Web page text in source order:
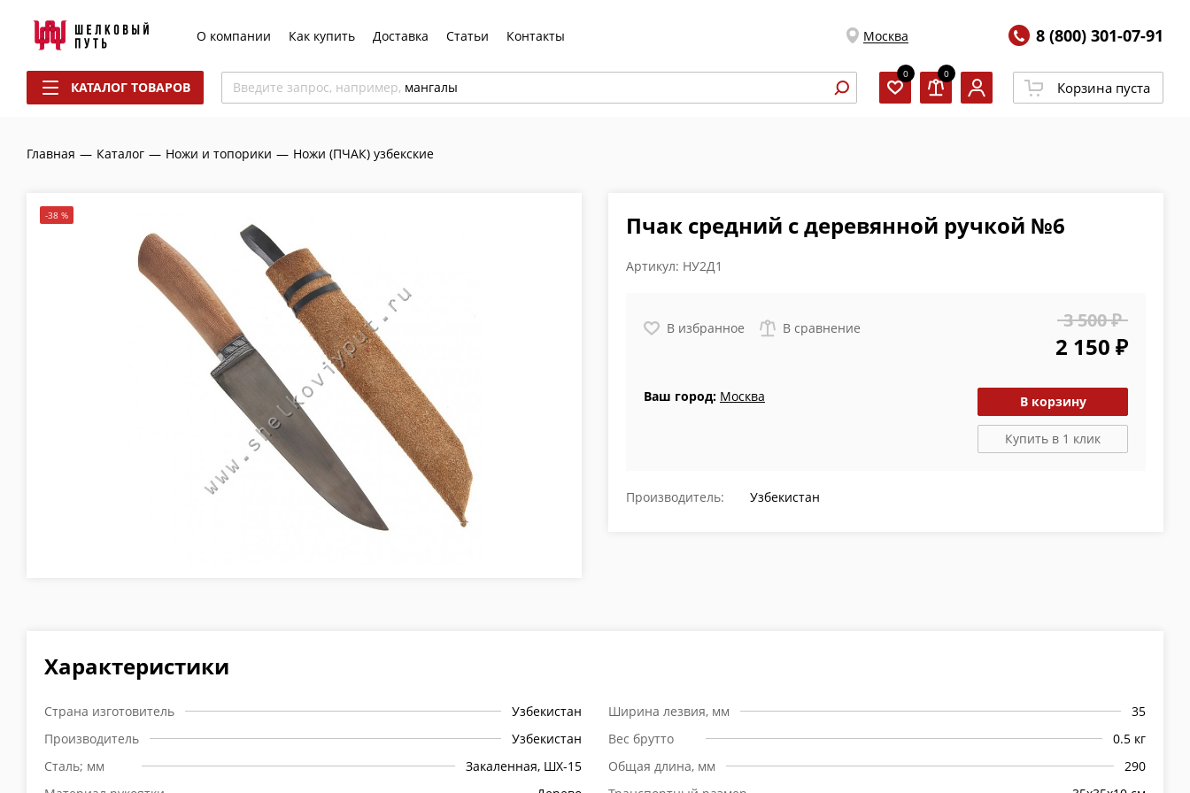
О компании Как купить Доставка Статьи Контакты Москва 8 (800) 301-07-91
КАТАЛОГ ТОВАРОВ Введите запрос, например, мангалы
0 0
Корзина пуста
Главная — Каталог — Ножи и топорики — Ножи (ПЧАК) узбекские
-38 % Пчак средний с деревянной ручкой №6
Артикул: НУ2Д1
В избранное В сравнение 3 500 ₽
2 150 ₽
Ваш город: Москва В корзину
Купить в 1 клик
Производитель: Узбекистан
Характеристики
Страна изготовитель
Узбекистан
Производитель
Узбекистан
Сталь; мм
Закаленная, ШХ-15
Ширина лезвия, мм
35
Вес брутто
0.5 кг
Общая длина, мм
290